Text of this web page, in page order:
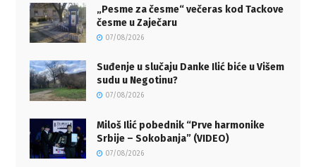
„Pesme za česme“ večeras kod Tackove
česme u Zaječaru
07/08/2026
Suđenje u slučaju Danke Ilić biće u Višem
sudu u Negotinu?
07/08/2026
Miloš Ilić pobednik “Prve harmonike
Srbije – Sokobanja” (VIDEO)
07/08/2026